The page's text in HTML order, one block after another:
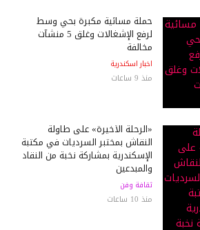
حملة مسائية مكبرة بحي وسط
لرفع الإشغالات وغلق 5 منشآت
مخالفة
اخبار اسكندرية
منذ 9 ساعات
«الرحلة الأخيرة» على طاولة
النقاش بمختبر السرديات في مكتبة
الإسكندرية بمشاركة نخبة من النقاد
والمبدعين
ثقافة وفن
منذ 10 ساعات